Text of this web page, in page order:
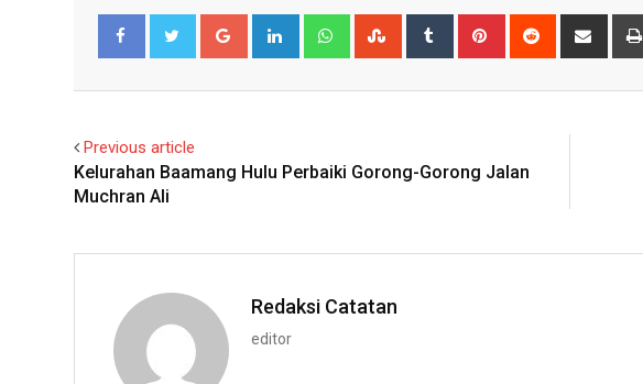
Google+ LinkedIn WhatsappStumbleUpon
Tumblr Pinterest Reddit
Share
Previous article
Kelurahan Baamang Hulu Perbaiki Gorong-Gorong Jalan
Muchran Ali
Redaksi Catatan
editor